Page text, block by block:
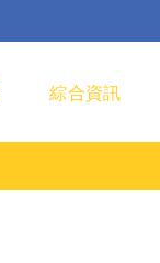
綜合資訊